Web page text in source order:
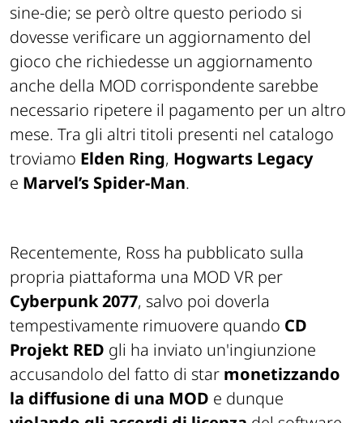
sine-die; se però oltre questo periodo si
dovesse verificare un aggiornamento del
gioco che richiedesse un aggiornamento
anche della MOD corrispondente sarebbe
necessario ripetere il pagamento per un altro
mese. Tra gli altri titoli presenti nel catalogo
troviamo Elden Ring, Hogwarts Legacy
e Marvel’s Spider-Man.
Recentemente, Ross ha pubblicato sulla
propria piattaforma una MOD VR per
Cyberpunk 2077, salvo poi doverla
tempestivamente rimuovere quando CD
Projekt RED gli ha inviato un'ingiunzione
accusandolo del fatto di star monetizzando
la diffusione di una MOD e dunque